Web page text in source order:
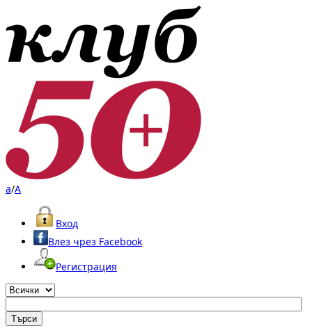
a/A
Вход
Влез чрез Facebook
Регистрация